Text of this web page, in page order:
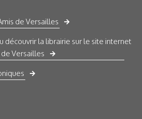
de Versailles
découvrir la librairie sur le site internet
Versailles